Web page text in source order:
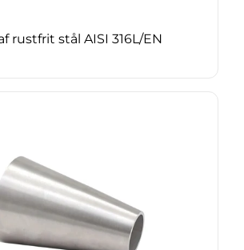
rustfrit stål AISI 316L/EN